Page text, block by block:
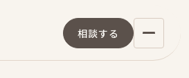
相談する